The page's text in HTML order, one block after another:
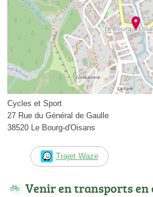
Cycles et Sport
27 Rue du Général de Gaulle
38520 Le Bourg-d'Oisans
Trajet Waze
Venir en transports en